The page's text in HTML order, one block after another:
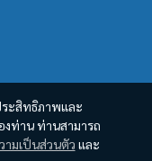
ระสิทธิภาพและ
งท่าน ท่านสามารถ
ามเป็นส่วนตัว และ